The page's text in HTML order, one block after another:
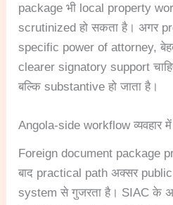
package भी local property
scrutinized हो सकता है। अगर
specific power of attorney,
clearer signatory support
बल्कि substantive हो जाता है।
Angola-side workflow व्यवहार
Foreign document package
बाद practical path अक्सर
system से गुजरता है। SIAC के